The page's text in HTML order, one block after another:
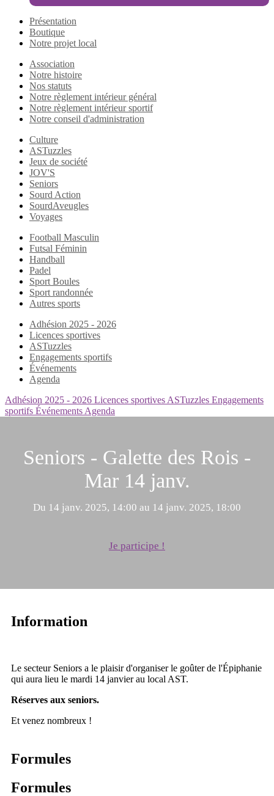
Présentation
Boutique
Notre projet local
Association
Notre histoire
Nos statuts
Notre règlement intérieur général
Notre règlement intérieur sportif
Notre conseil d'administration
Culture
ASTuzzles
Jeux de société
JOV'S
Seniors
Sourd Action
SourdAveugles
Voyages
Football Masculin
Futsal Féminin
Handball
Padel
Sport Boules
Sport randonnée
Autres sports
Adhésion 2025 - 2026
Licences sportives
ASTuzzles
Engagements sportifs
Événements
Agenda
Adhésion 2025 - 2026 Licences sportives ASTuzzles Engagements
sportifs Événements Agenda
Seniors - Galette des Rois -
Mar 14 janv.
Du 14 janv. 2025, 14:00 au 14 janv. 2025, 18:00
Je participe !
Information
Le secteur Seniors a le plaisir d'organiser le goûter de l'Épiphanie
qui aura lieu le mardi 14 janvier au local AST.
Réserves aux seniors.
Et venez nombreux !
Formules
Formules